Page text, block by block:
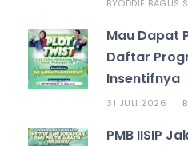
BYODDIE BAGUS
Mau Dapat
Daftar
Insentifnya
31 JULI 2026
PMB IISIP